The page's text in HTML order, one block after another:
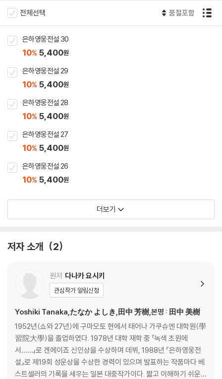
전체선택 품절포함
은하영웅전설 30
10% 5,400원
은하영웅전설 29
10% 5,400원
은하영웅전설 28
10% 5,400원
은하영웅전설 27
10% 5,400원
은하영웅전설 26
10% 5,400원
더보기
저자 소개 2
원저 다나카 요시키
관심작가 알림신청
Yoshiki Tanaka,たなか よしき,田中 芳樹,본명 : 田中 美樹
1952년(쇼와 27년)에 구마모토 현에서 태어나 가쿠슈엔 대학원(學
習院大學)을 졸업하였다. 1978년 대학 재학 중 「녹색 초원에
서……」로 겐에이죠 신인상을 수상하며 데뷔, 1988년 『은하영웅전
설』로 제19회 성운상을 수상한 경력이 있으며 발표하는 작품마다 베
스트셀러의 기록을 세우는 일본 대중작가이다. 짧고 이해하기 쉬운